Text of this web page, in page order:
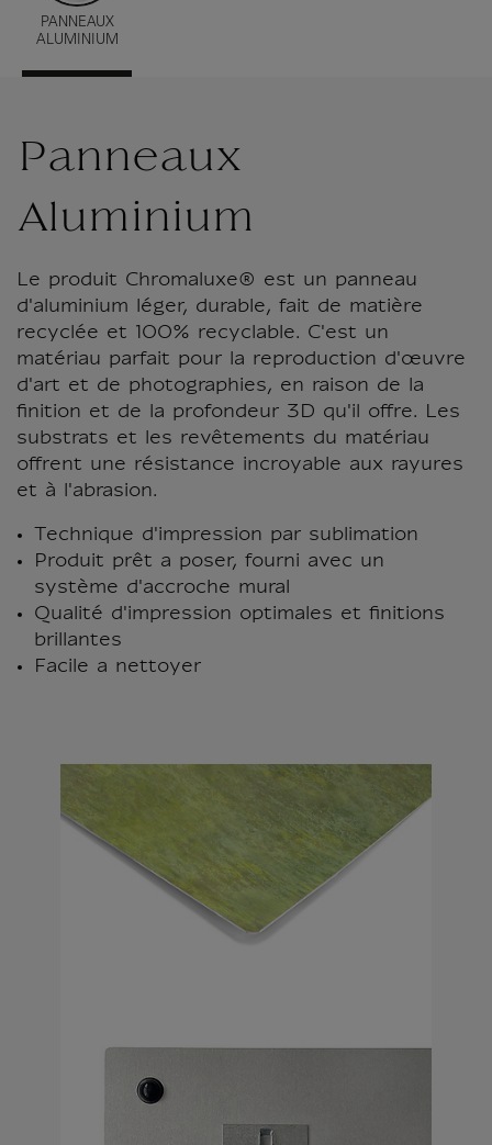
PANNEAUX
ALUMINIUM
Panneaux
Aluminium
Le produit Chromaluxe® est un panneau
d'aluminium léger, durable, fait de matière
recyclée et 100% recyclable. C'est un
matériau parfait pour la reproduction d'œuvre
d'art et de photographies, en raison de la
finition et de la profondeur 3D qu'il offre. Les
substrats et les revêtements du matériau
offrent une résistance incroyable aux rayures
et à l'abrasion.
Technique d'impression par sublimation
Produit prêt a poser, fourni avec un
système d'accroche mural
Qualité d'impression optimales et finitions
brillantes
Facile a nettoyer